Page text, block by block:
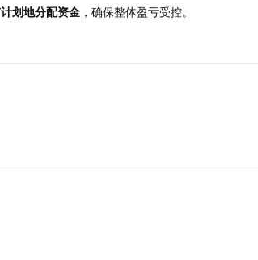
划地分配资金 ，确保整体盈亏受控。